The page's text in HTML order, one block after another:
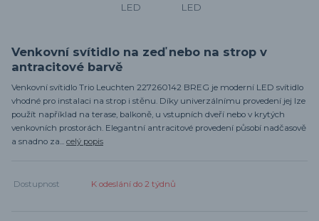
Venkovní svítidlo na zeď nebo na strop v
antracitové barvě
Venkovní svítidlo Trio Leuchten 227260142 BREG je moderní LED svítidlo
vhodné pro instalaci na strop i stěnu. Díky univerzálnímu provedení jej lze
použít například na terase, balkoně, u vstupních dveří nebo v krytých
venkovních prostorách. Elegantní antracitové provedení působí nadčasově
a snadno za... celý popis
Dostupnost K odeslání do 2 týdnů